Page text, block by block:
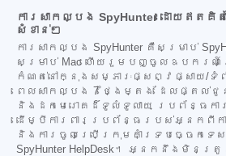
ការសាកល្បង SpyHunter ដោយឥត
សំខាន់ៗ
ការសាកល្បង SpyHunter គឺសម្រាប់
សម្រាប់ Mac ហើយរួមបញ្ចូលឧបករណ៍ច្
កំណត់នៅក្នុងសម្ភារៈផ្សព្វផ្សាយ/ទំ
ពេលសាកល្បង 7 ថ្ងៃម្តង ដែលផ្តល់
និងដកមេរោគដ៏ទូលំទូលាយ ប្រព័ន្ធកា
ដើម្បីការពារប្រព័ន្ធរបស់អ្នកពីកា
និងការចូលប្រើក្រុមគាំទ្របច្ចេកទេ
SpyHunter HelpDesk។ អ្នកនឹងមិនត្